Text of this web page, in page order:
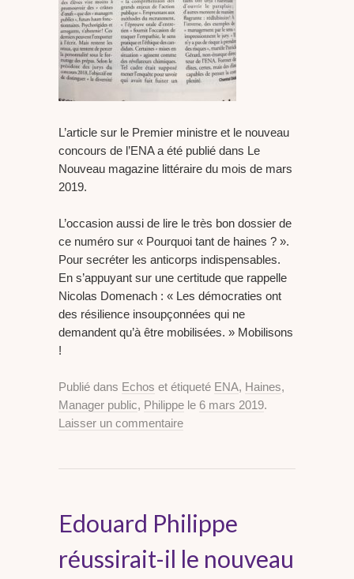
L’article sur le Premier ministre et le nouveau
concours de l’ENA a été publié dans Le
Nouveau magazine littéraire du mois de mars
2019.
L’occasion aussi de lire le très bon dossier de
ce numéro sur « Pourquoi tant de haines ? ».
Pour secréter les anticorps indispensables.
En s’appuyant sur une certitude que rappelle
Nicolas Domenach : « Les démocraties ont
des résilience insoupçonnées qui ne
demandent qu’à être mobilisées. » Mobilisons
!
Publié dans Echos et étiqueté ENA, Haines,
Manager public, Philippe le 6 mars 2019.
Laisser un commentaire
Edouard Philippe
réussirait-il le nouveau